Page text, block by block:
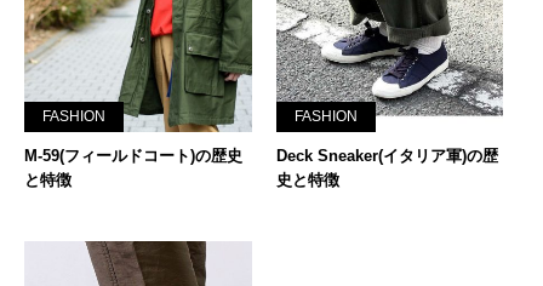
FASHION
M-59(フィールドコート)の歴史
と特徴
FASHION
Deck Sneaker(イタリア軍)の歴
史と特徴